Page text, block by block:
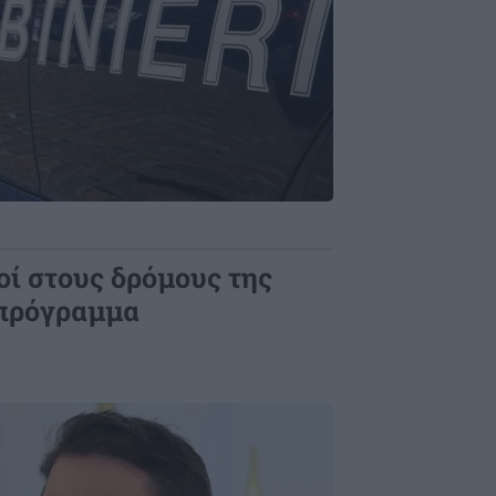
στους δρόμους της